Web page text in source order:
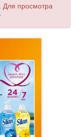
Для просмотра